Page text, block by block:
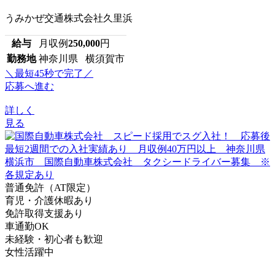
うみかぜ交通株式会社久里浜
給与 月収例250,000円
勤務地 神奈川県 横須賀市
＼最短45秒で完了／
応募へ進む
詳しく
見る
普通免許（AT限定）
育児・介護休暇あり
免許取得支援あり
車通勤OK
未経験・初心者も歓迎
女性活躍中